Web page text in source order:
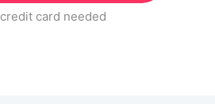
card needed